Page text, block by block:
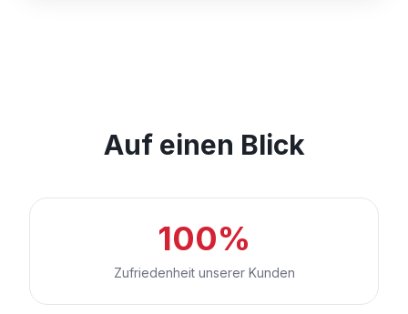
Auf einen Blick
100%
Zufriedenheit unserer Kunden